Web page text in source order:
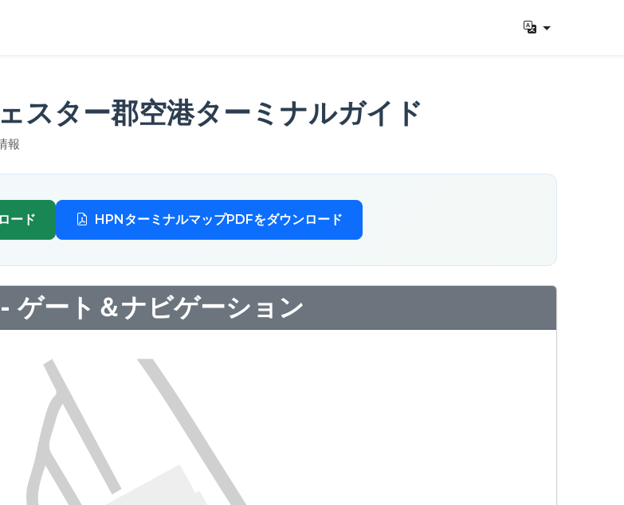
スター郡空港ターミナルガイド
報
ード HPNターミナルマップPDFをダウンロード
ゲート＆ナビゲーション